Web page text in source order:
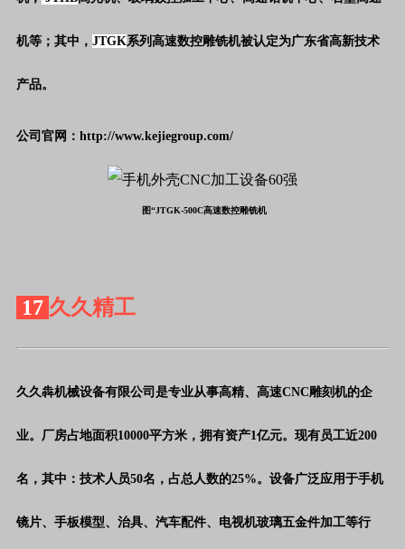
机等；其中， JTGK系列高速数控雕铣机被认定为广东省高新技术
产品。
公司官网：http://www.kejiegroup.com/
图“JTGK-500C高速数控雕铣机
17 久久精工
久久犇机械设备有限公司是专业从事高精、高速CNC雕刻机的企
业。厂房占地面积10000平方米，拥有资产1亿元。现有员工近200
名，其中：技术人员50名，占总人数的25%。设备广泛应用于手机
镜片、手板模型、治具、汽车配件、电视机玻璃五金件加工等行